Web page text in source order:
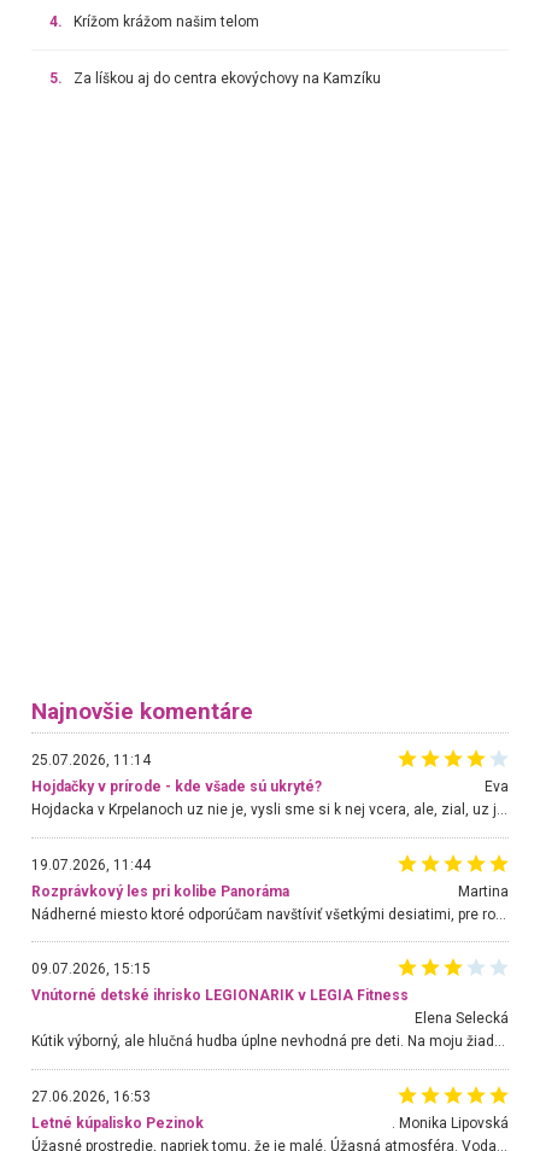
4. Krížom krážom našim telom
5. Za líškou aj do centra ekovýchovy na Kamzíku
Najnovšie komentáre
25.07.2026, 11:14
Hojdačky v prírode - kde všade sú ukryté?
Eva
Hojdacka v Krpelanoch uz nie je, vysli sme si k nej vcera, ale, zial, uz je znicena. Ak sem planujete cestu len kvoli hojdacke, mozete si ju usetrit. Krasny vyhlad je tu vsak aj bez hojdacky :-)
19.07.2026, 11:44
Rozprávkový les pri kolibe Panoráma
Martina
Nádherné miesto ktoré odporúčam navštíviť všetkými desiatimi, pre rodiny s deťmi, dôchodcom... Proste a jednoducho ozaj rozprávkový les.. určite ešte prídeme. Odniesli sme si na pamiatku krásne tričká,
09.07.2026, 15:15
Vnútorné detské ihrisko LEGIONARIK v LEGIA Fitness
Elena Selecká
Kútik výborný, ale hlučná hudba úplne nevhodná pre deti. Na moju žiadosť o aspoň sušenie nereagovali.
27.06.2026, 16:53
Letné kúpalisko Pezinok
. Monika Lipovská
Úžasné prostredie, napriek tomu, že je malé. Úžasná atmosféra. Voda fantastická a nádherná. Ľudí je pomerne veľa, ale su mili a ohľaduplní. Je veľmi zaujímavé sledovať, ako dokážu spolu športovať cudzí ľudia a bez ohľadu na vek. Vládne tu pohoda. Vnuka neviem dostať z vody. Ďakujem za krásny deň . Urcite sa sem vrátim. Jediný problém je s parkovaním, ale aj ten sa mi podarilo vyriešiť. Monika Bratislava